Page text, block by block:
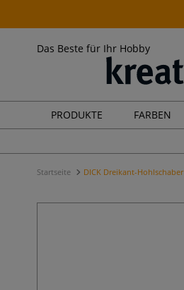
Das Beste für Ihr Hobby
PRODUKTE FARBEN
Startseite DICK Dreikant-Hohlschaber